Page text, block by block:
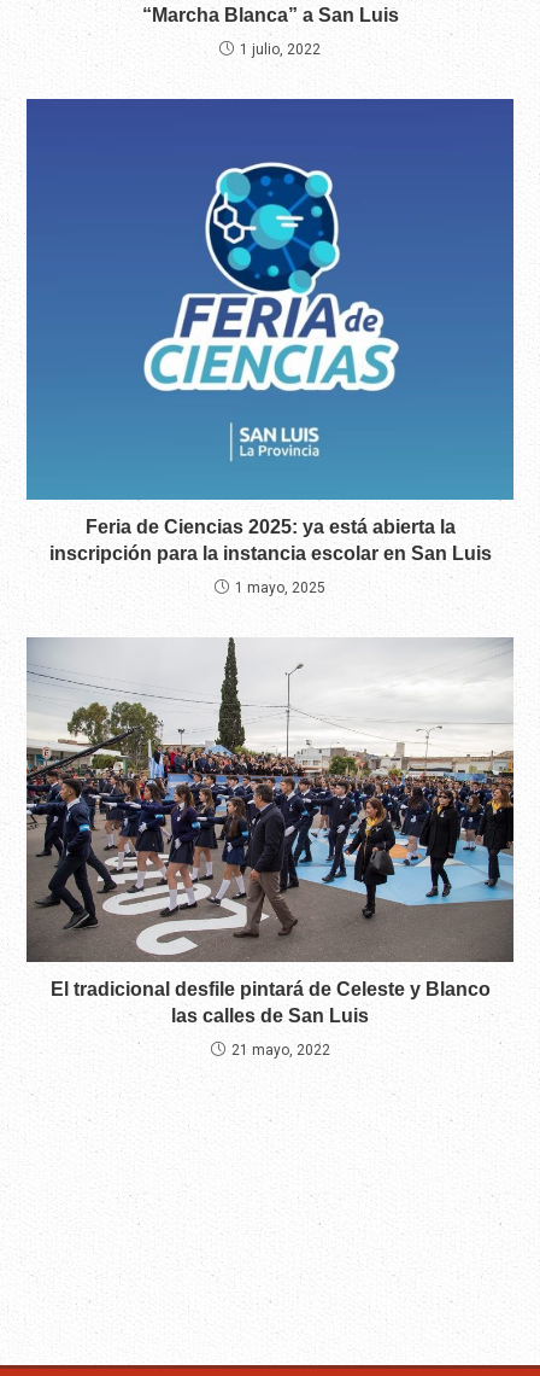
“Marcha Blanca” a San Luis
1 julio, 2022
Feria de Ciencias 2025: ya está abierta la
inscripción para la instancia escolar en San Luis
1 mayo, 2025
El tradicional desfile pintará de Celeste y Blanco
las calles de San Luis
21 mayo, 2022